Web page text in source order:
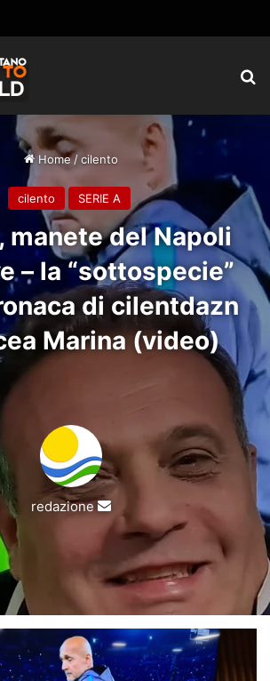
Home /cilento
cilento SERIE A
manete del Napoli
– la “sottospecie”
di cilentdazn
Marina (video)
redazione
Invia
un'email